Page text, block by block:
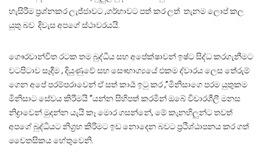
හැසිරීම ප්‍රශ්නකර ලැජ්ජාවට ,ගර්හාවට පත් කර ලත් තැනම ලොප් කල
යුතු බව දිවැස අපගේ ස්ථාවරයයි.
ගෞරවාන්විත රටක තම බුද්ධිය සහ අපේක්ෂාවන් ඉෂ්ට සිද්ධ කරගැනීමට
වටපිටාව සෑදීම , දියුණුවේ සහ සෞභාග්‍යයේ එකම ද්වාරය ලෙස තේරුම්
ගෙන අපේ පරම්පරාවෙන් ඒ සත් කාර්‍ය ඉටු කර ,”මිනිසාගෙ පරම යුතුකම
මිනිසාට සේවය කිරීමයි “යන්න සිහිපත් කරමින් ඔබේ විචාරශීලී මනස
නිද්‍රාවෙන් මුදන්න යැයි කෑ මොර ගසන්නේ, මේ කැනහිලුන්ට තවත්
අපගේ බුද්ධියට නිග්‍රහ කිරිමට ඉඩ නොදෙන බවට ප්‍රථිශ්ඨාපනය කර ගත්
චෛතසිකය හේතුවෙනි.